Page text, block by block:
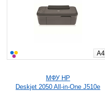
A4
МФУ HP
Deskjet 2050 All-in-One J510e